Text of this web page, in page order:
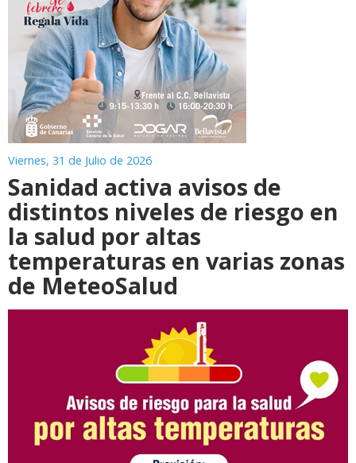
Viernes, 31 de Julio de 2026
Sanidad activa avisos de
distintos niveles de riesgo en
la salud por altas
temperaturas en varias zonas
de MeteoSalud